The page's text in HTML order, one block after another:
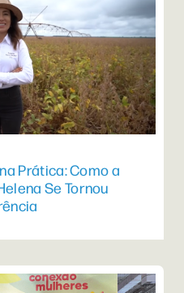
Prática: Como a
Se Tornou